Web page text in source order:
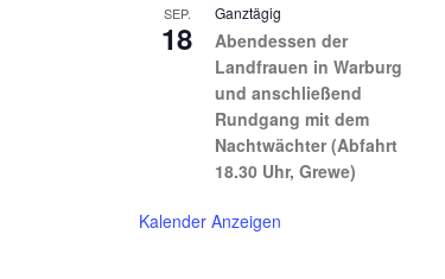
SEP.
18
Ganztägig
Abendessen der
Landfrauen in Warburg
und anschließend
Rundgang mit dem
Nachtwächter (Abfahrt
18.30 Uhr, Grewe)
Kalender Anzeigen